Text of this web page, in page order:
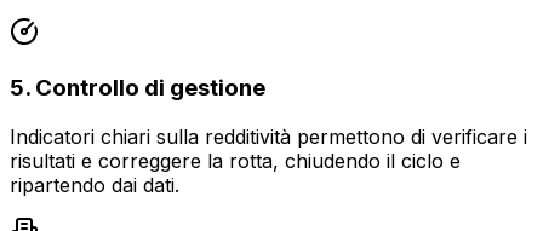
5. Controllo di gestione
Indicatori chiari sulla redditività permettono di verificare i
risultati e correggere la rotta, chiudendo il ciclo e
ripartendo dai dati.